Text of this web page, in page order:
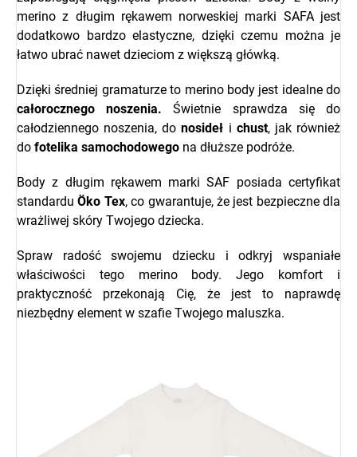
merino z długim rękawem norweskiej marki SAFA jest
dodatkowo bardzo elastyczne, dzięki czemu można je
łatwo ubrać nawet dzieciom z większą główką.
Dzięki średniej gramaturze to merino body jest idealne do
całorocznego noszenia. Świetnie sprawdza się do
całodziennego noszenia, donosideł i chust, jak również
do fotelika samochodowego na dłuższe podróże.
Body z długim rękawem marki SAF posiada certyfikat
standarduÖko Tex, co gwarantuje, że jest bezpieczne dla
wrażliwej skóry Twojego dziecka.
Spraw radość swojemu dziecku i odkryj wspaniałe
właściwości tego merino body. Jego komfort i
praktyczność przekonają Cię, że jest to naprawdę
niezbędny element w szafie Twojego maluszka.